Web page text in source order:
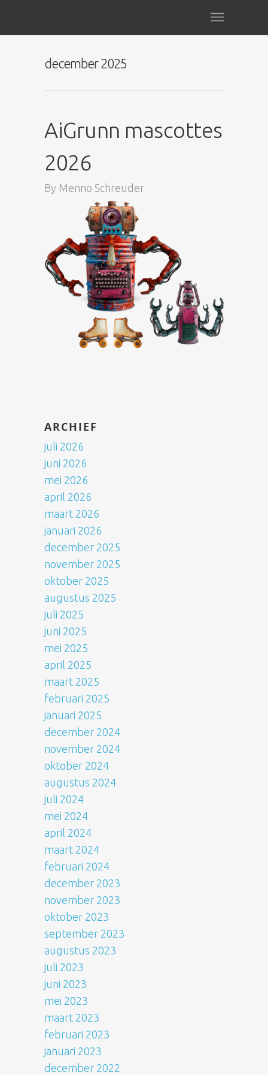
december 2025
AiGrunn mascottes
2026
By Menno Schreuder
ARCHIEF
juli 2026
juni 2026
mei 2026
april 2026
maart 2026
januari 2026
december 2025
november 2025
oktober 2025
augustus 2025
juli 2025
juni 2025
mei 2025
april 2025
maart 2025
februari 2025
januari 2025
december 2024
november 2024
oktober 2024
augustus 2024
juli 2024
mei 2024
april 2024
maart 2024
februari 2024
december 2023
november 2023
oktober 2023
september 2023
augustus 2023
juli 2023
juni 2023
mei 2023
maart 2023
februari 2023
januari 2023
december 2022